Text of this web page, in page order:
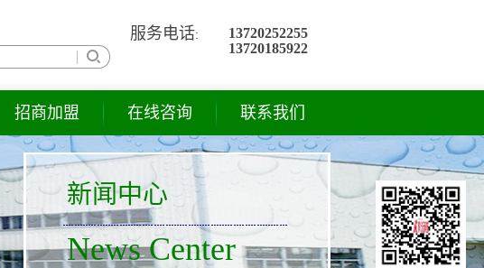
服务电话:
13720252255
13720185922
招商加盟 在线咨询 联系我们
新闻中心
News Center